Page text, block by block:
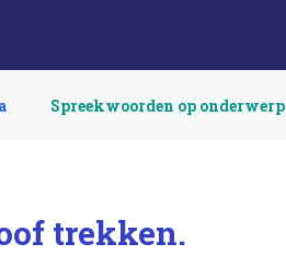
Spreekwoorden op onderwerp
trekken.